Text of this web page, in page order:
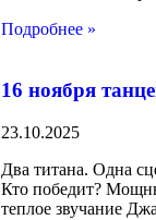
Подробнее »
16 ноября
23.10.2025
Два титана. Одна
Кто победит?
теплое звучание